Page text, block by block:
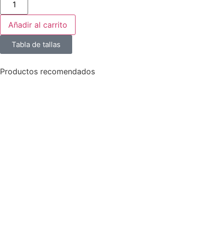
Añadir al carrito
Tabla de tallas
Productos recomendados